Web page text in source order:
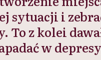
sytuacji i
To z kolei
w